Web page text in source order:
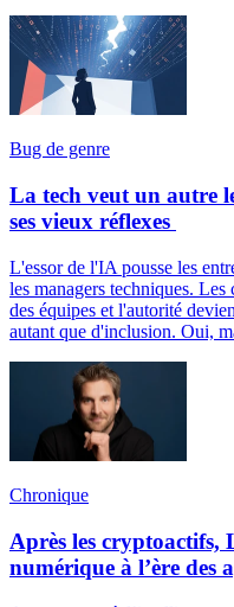
Bug de genre
La tech veut un autre
ses vieux réflexes
L'essor de l'IA pousse les
les managers techniques.
des équipes et l'autorité
autant que d'inclusion. Oui,
Chronique
Après les cryptoactifs,
numérique à l’ère des